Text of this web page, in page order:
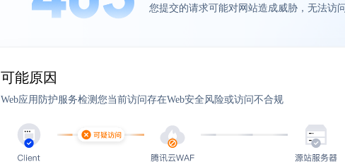
您提交的请求可能对网站造成威胁，无法访问
可能原因
Web应用防护服务检测您当前访问存在Web安全风险或访问不合规